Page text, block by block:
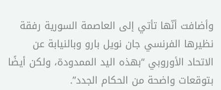
وأضافت أنّها تأتي إلى العاصمة السورية رفقة
نظيرها الفرنسي جان نويل بارو وبالنيابة عن
الاتحاد الأوروبي “بهذه اليد الممدودة، ولكن أيضًا
بتوقعات واضحة من الحكام الجدد”.